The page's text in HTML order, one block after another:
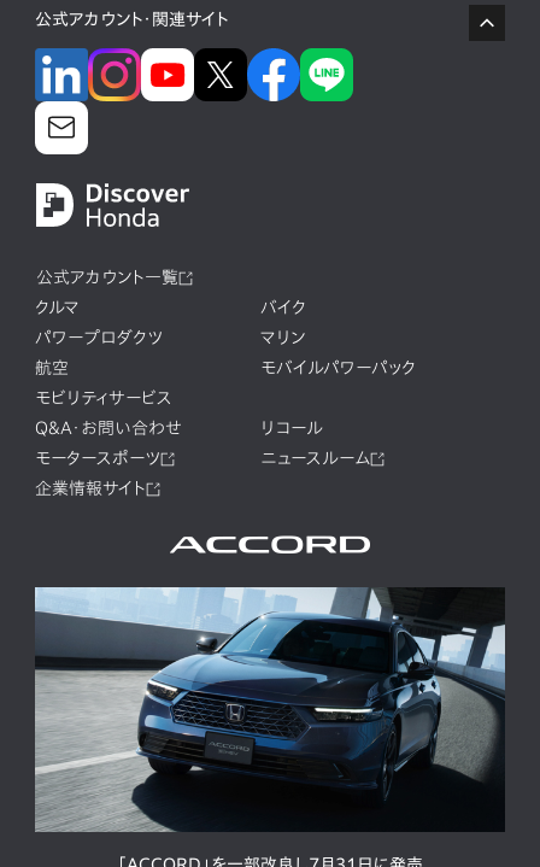
公式アカウント・関連サイト
公式アカウント一覧
クルマ
バイク
パワープロダクツ
マリン
航空
モバイルパワーパック
モビリティサービス
Q&A・お問い合わせ
リコール
モータースポーツ
ニュースルーム
企業情報サイト